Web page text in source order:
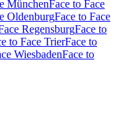
MünchenFace to Face
OldenburgFace to Face
RegensburgFace to
to Face TrierFace to
WiesbadenFace to